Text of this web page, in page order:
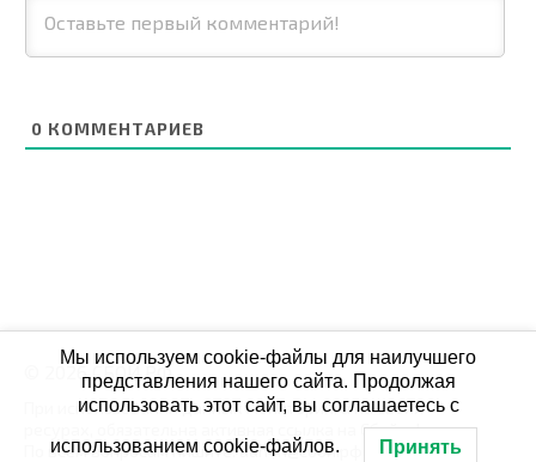
0 КОММЕНТАРИЕВ
© 2026 СБОЙ.РФ
При использовании данных мониторинга на своих
ресурах, обязательна активная ссылка на Сбой.рф
По всем вопросам пишите: admin@сбой.рф
Мы используем cookie-файлы для наилучшего
представления нашего сайта. Продолжая
использовать этот сайт, вы соглашаетесь с
использованием cookie-файлов. Принять